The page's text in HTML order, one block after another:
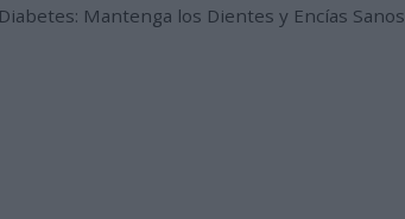
Mantenga los Dientes y Encías Sanos